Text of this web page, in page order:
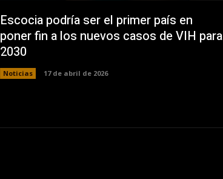
Escocia podría ser el primer país en
poner fin a los nuevos casos de VIH para
2030
Noticias 17 de abril de 2026